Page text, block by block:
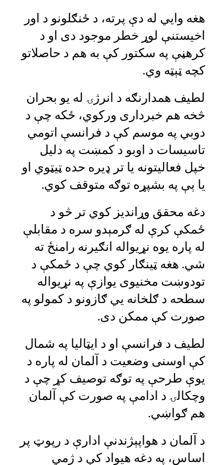
هغه وايي له دې پرته، د ځنګلونو د اور
اخیستنې لوړ خطر موجود دی او د
کرهڼې په سکتور کې به هم د حاصلاتو
کچه ټېټه وي.
لطیف همدارنګه د انرژۍ له یو بحران
څخه هم خبرداری ورکوي، ځکه چې د
دوبي په موسم کې د فرانسې اتومي
تاسیسات د اوبو د کمښت په دليل
خپل فعالیتونه یا تر ډيره حده ټيټوي او
یا ېې په بشپړه توګه متوقف کوي.
دغه محقق وړاندیز کوي تر څو د
ځمکې کرې له ګرمېدو سره د مقابلې
له پاره یوه نړیواله انګیرنه رامنځ ته
شي. هغه ټینګار کوي چې د ځمکې د
تودوښت مخنيوی یوازې په نړیواله
سطحه د ګلخانه يي ګازونو د کمولو په
صورت کې ممکن دی.
لطیف د فرانسې او د ايټالیا په شمال
کې اوسنی وضعیت د آلمان له پاره د
یوې طرحې په توګه توصیف کړ چې د
وچکالۍ د ادامې په صورت کې آلمان
هم ګواښي.
د آلمان د هواپېژندنې ادارې د رپوټ پر
اساس، په دغه هیواد کې د ژمي